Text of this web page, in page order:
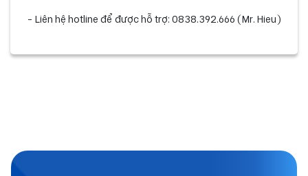
- Liên hệ hotline để được hỗ trợ: 0838.392.666 (Mr. Hieu)